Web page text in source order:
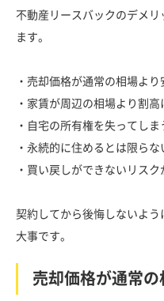
不動産リースバックのデメ
ます。
・売却価格が通常の相場より
・家賃が周辺の相場より割
・自宅の所有権を失ってしま
・永続的に住めるとは限らな
・買い戻しができないリスク
契約してから後悔しないよ
大事です。
売却価格が通常